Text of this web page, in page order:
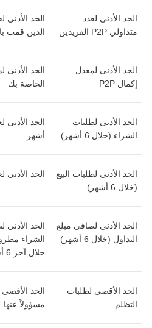
الحد الأدنى لعدد
متداولي P2P الفريدين
الحد الأدنى
الذين قمت
الحد الأدنى لمعدل
إكمال P2P
الخاصة بك
الحد الأدنى لطلبات
الشراء (خلال 6 أشهر)
أشهر
الحد الأدنى لطلبات البيع
(خلال 6 أشهر)
الحد الأدنى
الحد الأدنى لصافي مبلغ
التداول (خلال 6 أشهر)
الحد الأدنى
الشراء
خلال آخر 6 أشهر
الحد الأقصى لطلبات
التظلم
الحد
مسؤولاً عنها